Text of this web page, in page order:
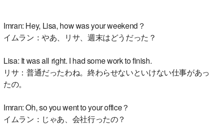
Imran: Hey, Lisa, how was your weekend？
イムラン：やあ、リサ、週末はどうだった？
Lisa: It was all right. I had some work to finish.
リサ：普通だったわね。終わらせないといけない仕事があっ
たの。
Imran: Oh, so you went to your office？
イムラン：じゃあ、会社行ったの？